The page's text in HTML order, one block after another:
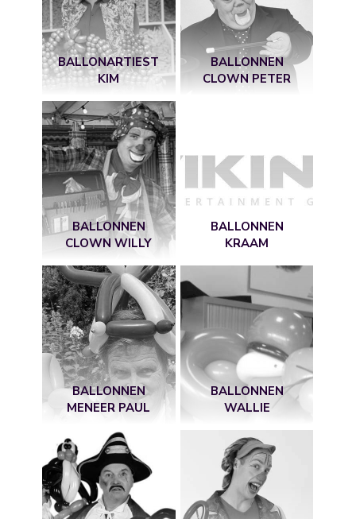
BALLONARTIEST
KIM
BALLONNEN
CLOWN PETER
BALLONNEN
CLOWN WILLY
BALLONNEN
KRAAM
BALLONNEN
MENEER PAUL
BALLONNEN
WALLIE